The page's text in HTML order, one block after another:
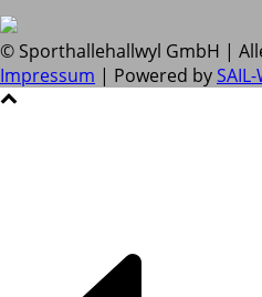
© Sporthallehallwyl GmbH |
Impressum | Powered by